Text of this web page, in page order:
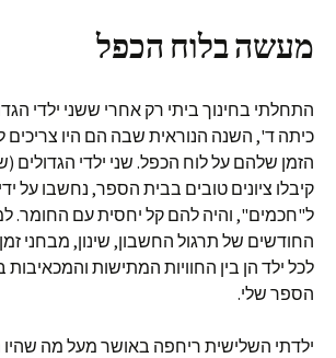
מעשה בלוח הכפל
התחלתי בחינוך ביתי רק אחרי ששני ילדי
כיתה ד', השנה הנוראית שבה הם היו צריכים
הזמן שלהם על לוח הכפל. שני ילדי הגדולים
קיבלו ציונים טובים בבית הספר, נחשבו על
ל"חכמים", והיה להם קל יחסית עם החומר.
החודשים של תרגול החשבון, שינון, מבחני
לכל ילד הן בין החוויות המתישות והמכאיבות
הספר שלי.
ילדתי השלישית ריחפה באושר מעל מה